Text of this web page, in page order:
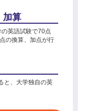
加算
英語試験で70点
の換算、加点が行
と、大学独自の英